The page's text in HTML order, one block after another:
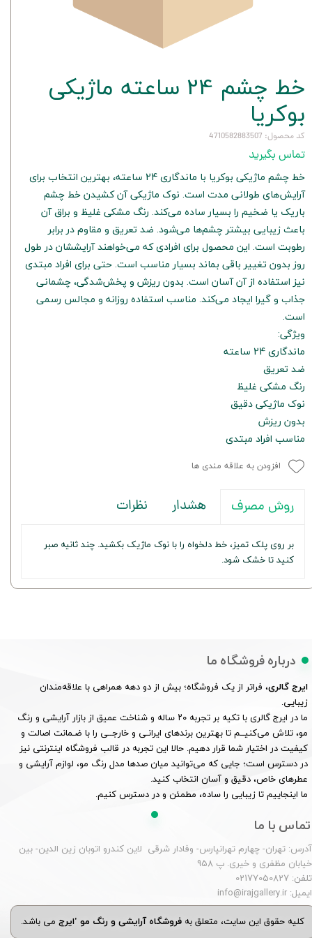
خط چشم 24 ساعته ماژیکی
بوکریا
کد محصول: 4710582883507
تماس بگیرید
خط چشم ماژیکی بوکریا با ماندگاری 24 ساعته، بهترین انتخاب برای
آرایش‌های طولانی مدت است. نوک ماژیکی آن کشیدن خط چشم
باریک یا ضخیم را بسیار ساده می‌کند. رنگ مشکی غلیظ و براق آن
باعث زیبایی بیشتر چشم‌ها می‌شود. ضد تعریق و مقاوم در برابر
رطوبت است. این محصول برای افرادی که می‌خواهند آرایششان در طول
روز بدون تغییر باقی بماند بسیار مناسب است. حتی برای افراد مبتدی
نیز استفاده از آن آسان است. بدون ریزش و پخش‌شدگی، چشمانی
جذاب و گیرا ایجاد می‌کند. مناسب استفاده روزانه و مجالس رسمی
است.
ویژگی:
ماندگاری 24 ساعته
ضد تعریق
رنگ مشکی غلیظ
نوک ماژیکی دقیق
بدون ریزش
مناسب افراد مبتدی
افزودن به علاقه مندی ها
روش مصرف هشدار نظرات
بر روی پلک تمیز، خط دلخواه را با نوک ماژیک بکشید. چند ثانیه صبر
کنید تا خشک شود.
درباره فروشگاه ما
ایرج گالری، فراتر از یک فروشگاه؛ بیش از دو دهه همراهی با علاقه‌مندان
زیبایی.
ما در ایرج گالری با تکیه بر تجربه ۲۰ ساله و شناخت عمیق از بازار آرایشی و رنگ
مو، تلاش می‌کنیــم تا بهترین برندهای ایرانـی و خارجــی را با ضـمانت اصالت و
کیفیت در اختیار شما قرار دهیم. حالا این تجربه در قالب فروشگاه اینترنتی نیز
در دسترس است؛ جایی که می‌توانید میان صدها مدل رنگ مو، لوازم آرایشی و
عطرهای خاص، دقیق و آسان انتخاب کنید.
ما اینجاییم تا زیبایی را ساده، مطمئن و در دسترس کنیم.
تماس با ما
آدرس: تهران- چهارم تهرانپارس- وفادار شرقی لاین کندرو اتوبان زین الدین- بین
خیابان مظفری و خیری. پ 958
تلفن: 02177050827
ایمیل: info@irajgallery.ir
کلیه حقوق این سایت، متعلق به فروشگاه آرایشی و رنگ مو 'ایرجمی باشد.